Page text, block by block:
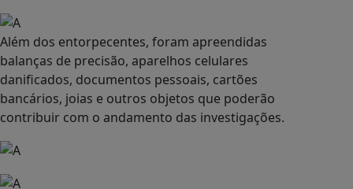
Além dos entorpecentes, foram apreendidas
balanças de precisão, aparelhos celulares
danificados, documentos pessoais, cartões
bancários, joias e outros objetos que poderão
contribuir com o andamento das investigações.